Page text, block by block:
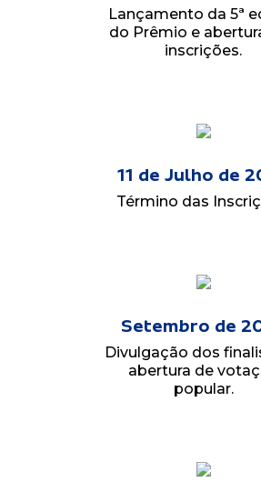
Lançamento da 5ª
do Prêmio e
inscrições.
11 de Julho de
Término das
Setembro de
Divulgação dos
abertura de
popular.